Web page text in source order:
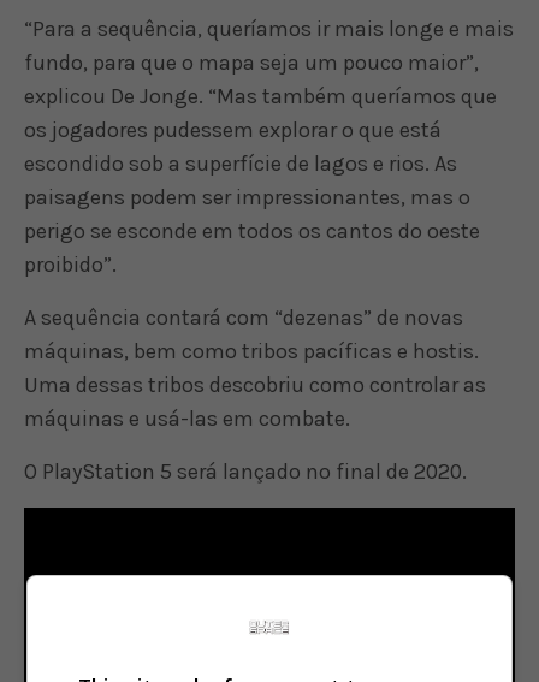
“Para a sequência, queríamos ir mais longe e mais
fundo, para que o mapa seja um pouco maior”,
explicou De Jonge. “Mas também queríamos que
os jogadores pudessem explorar o que está
escondido sob a superfície de lagos e rios. As
paisagens podem ser impressionantes, mas o
perigo se esconde em todos os cantos do oeste
proibido”.
A sequência contará com “dezenas” de novas
máquinas, bem como tribos pacíficas e hostis.
Uma dessas tribos descobriu como controlar as
máquinas e usá-las em combate.
O PlayStation 5 será lançado no final de 2020.